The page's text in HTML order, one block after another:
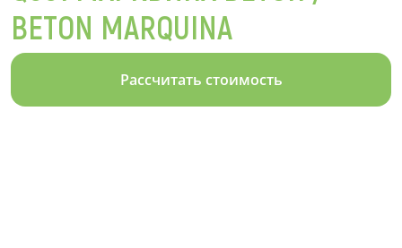
BETON MARQUINA
Рассчитать стоимость